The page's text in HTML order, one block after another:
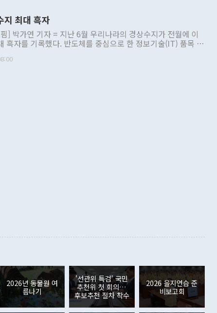
근거한 비현실적 구상'이라는 비판을 내놨다. 그동안 정 장
책 관련 발언이 물의를 빚은 적은 여러 번 있지만 대통령과 유
이 공개적으로 부정적 입장을 표명한 것은 이례적이다. 정 장
대북 접근법과 월권을 제어해야 한다는 목소리도 높아지고 있
했다. 또 "현 시점에서 흘러간 선(先)비핵화만 되뇌는 것은
의 동력을 확보하기 위해 최선을 다할 것"이라고 말했다. 하
대로 하는 게 과연 한반도의 평화와 안정에 플러스냐, 결론적
고 사후 브리핑에서 정 장관이 언급한 '4자 회담'에 대해 "이상
블라디보스토크에서 열리는 '동방경제포럼(EEF)'을 언급하
에서 (참석을) 검토하고 있다"고 발언한 데 대해서도 조 장관
교부의 몫"이라며 "아직 거기까지 진도가 나가지 않았다"고
관이 이날 소개한 대북 구상과 설명은 정부 내 조율을 거치지
에서 문제가 있다. 특히 주적 표현 대체와 국호 사용, 9·19 군
지 최대 흑자
] 박가연 기자 = 지난 6월 우리나라의 경상수지가 전월에 이
흑자를 기록했다. 반도체를 중심으로 한 정보기술(IT) 품목 수
정)'에 따르
처음으로 1000억달러를 넘어섰다. 상품수입은 644억8000만
했고 컴퓨터·주변기기(SSD)는 282.7% 증가했다. IT 품목
늘었으며 비IT 품목도 ▲석유제품(47.5%) ▲화공품
식재산권사용료수지는 전월 흑자에서 4억4000만달러 적자
본원소득수지는 배당소득을 중심으로 32억7000만달러 흑자
이 늘어난 데다 전월 분기배당에 따른 기저효과로 배당지급이
(369억9000만달러)을 넘어선 것이다. 직접투자에서는 내국
자가 80억1000만달러, 외국인의 국내투자가 46억3000만달러
. 증권투자에서는 외국인의 국내 주식 매도세가 이어졌다. 외
주식 투자는 차익실현 매도 등의 영향으로 316억1000만달러
월(-310억5000만달러)에 이어 역대 최대 순매도 기록을 다시
2026년 동물원 여
름나기
'선관위 특검' 국민
추천위 첫 회의…
후보추천 절차 착수
2026 을지연습 준
비보고회